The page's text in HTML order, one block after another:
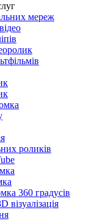
мереж
роликів
360 градусів
візуалізація